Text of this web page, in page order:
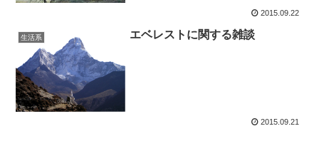
2015.09.22
生活系 エベレストに関する雑談
2015.09.21